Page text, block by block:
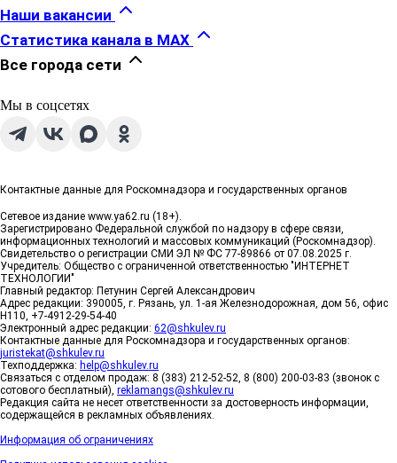
Наши вакансии
Статистика канала в MAX
Все города сети
Мы в соцсетях
Контактные данные для Роскомнадзора и государственных органов
Сетевое издание www.ya62.ru (18+).
Зарегистрировано Федеральной службой по надзору в сфере связи,
информационных технологий и массовых коммуникаций (Роскомнадзор).
Свидетельство о регистрации СМИ ЭЛ № ФС 77-89866 от 07.08.2025 г.
Учредитель: Общество с ограниченной ответственностью "ИНТЕРНЕТ
ТЕХНОЛОГИИ"
Главный редактор: Петунин Сергей Александрович
Адрес редакции: 390005, г. Рязань, ул. 1-ая Железнодорожная, дом 56, офис
Н110, +7-4912-29-54-40
Электронный адрес редакции: 62@shkulev.ru
Контактные данные для Роскомнадзора и государственных органов:
juristekat@shkulev.ru
Техподдержка: help@shkulev.ru
Связаться с отделом продаж: 8 (383) 212-52-52, 8 (800) 200-03-83 (звонок с
сотового бесплатный), reklamangs@shkulev.ru
Редакция сайта не несет ответственности за достоверность информации,
содержащейся в рекламных объявлениях.
Информация об ограничениях